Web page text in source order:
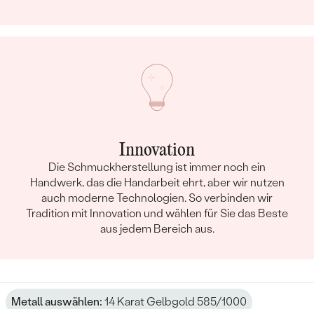
Innovation
Die Schmuckherstellung ist immer noch ein
Handwerk, das die Handarbeit ehrt, aber wir nutzen
auch moderne Technologien. So verbinden wir
Tradition mit Innovation und wählen für Sie das Beste
aus jedem Bereich aus.
Metall auswählen: 14 Karat Gelbgold 585/1000